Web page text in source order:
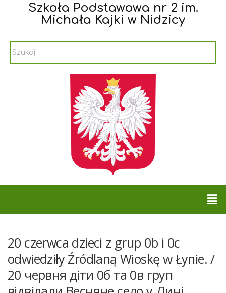
Szkoła Podstawowa nr 2 im.
Michała Kajki w Nidzicy
20 czerwca dzieci z grup 0b i 0c
odwiedziły Źródlaną Wioskę w Łynie. /
20 червня діти 0б та 0в груп